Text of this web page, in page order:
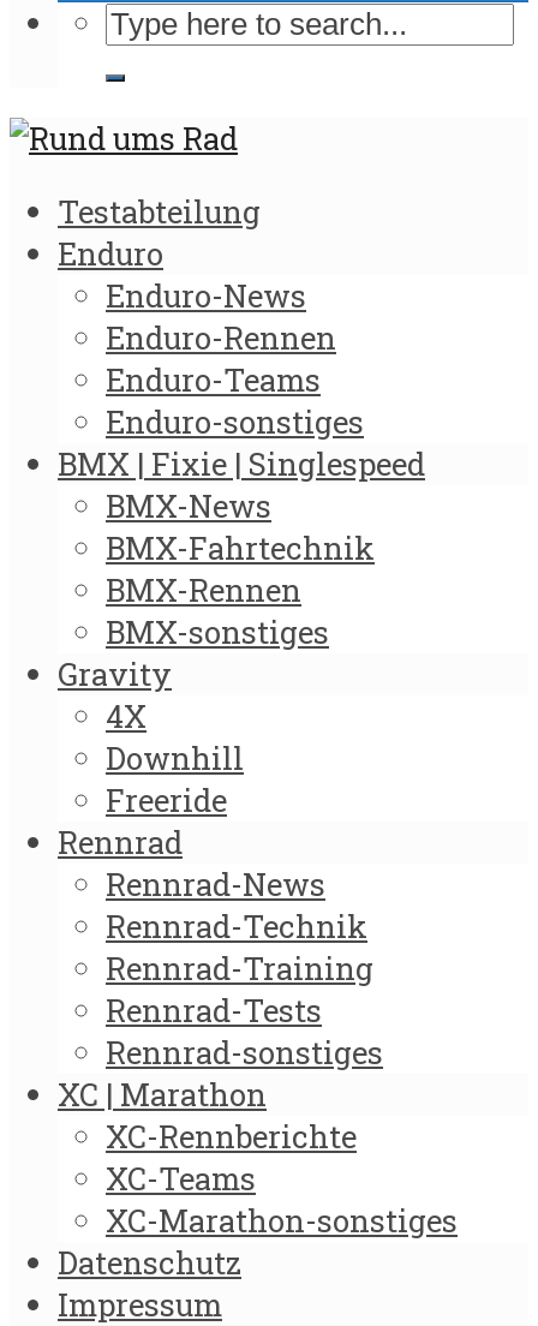
Testabteilung
Enduro
Enduro-News
Enduro-Rennen
Enduro-Teams
Enduro-sonstiges
BMX | Fixie | Singlespeed
BMX-News
BMX-Fahrtechnik
BMX-Rennen
BMX-sonstiges
Gravity
4X
Downhill
Freeride
Rennrad
Rennrad-News
Rennrad-Technik
Rennrad-Training
Rennrad-Tests
Rennrad-sonstiges
XC | Marathon
XC-Rennberichte
XC-Teams
XC-Marathon-sonstiges
Datenschutz
Impressum